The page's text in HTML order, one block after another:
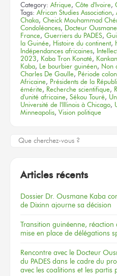
Category: Afrique, Côte d'Ivoire,
Tags: African Studies Association,
Chaka, Cheick Mouhammad
Condoléances, Docteur
France, Guerriers du PADES,
la Guinée, Histoire du continent,
Indépendances africaines,
2023, Kaba Tron Konaté, Kankan
Kaba, Le bourbier guinéen, Non
Charles De Gaulle, Période
Africaine, Présidents de la
émérite, Recherche scientifique,
d'unité africaine, Sékou Touré,
Université de l'Illinois à Chicago,
Minneapolis, Vision politique
Articles récents
Dossier Dr. Ousmane Kaba
de Dixinn ajourne sa décision
Transition guinéenne,
mise en place de délégations
Rencontre avec le Docteur
du PADES dans le cadre du
avec les coalitions et les partis